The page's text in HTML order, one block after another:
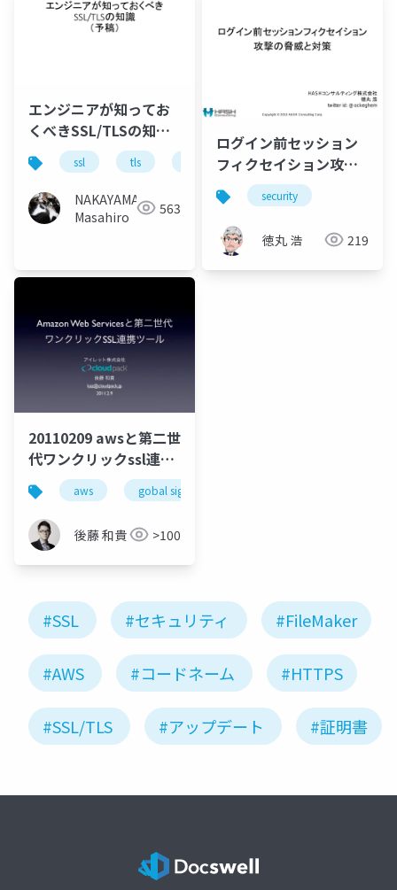
エンジニアが知ってお
くべきSSL/TLSの知識
(仮)
ssl tls
NAKAYAMA
Masahiro
563
ログイン前セッション
フィクセイション攻撃
の脅威と対策
security
徳丸 浩 219
20110209 awsと第二世
代ワンクリックssl連携
ツール aws gobal sign
後藤 和貴 >100
#SSL #セキュリティ #FileMaker
#AWS #コードネーム #HTTPS
#SSL/TLS #アップデート #証明書